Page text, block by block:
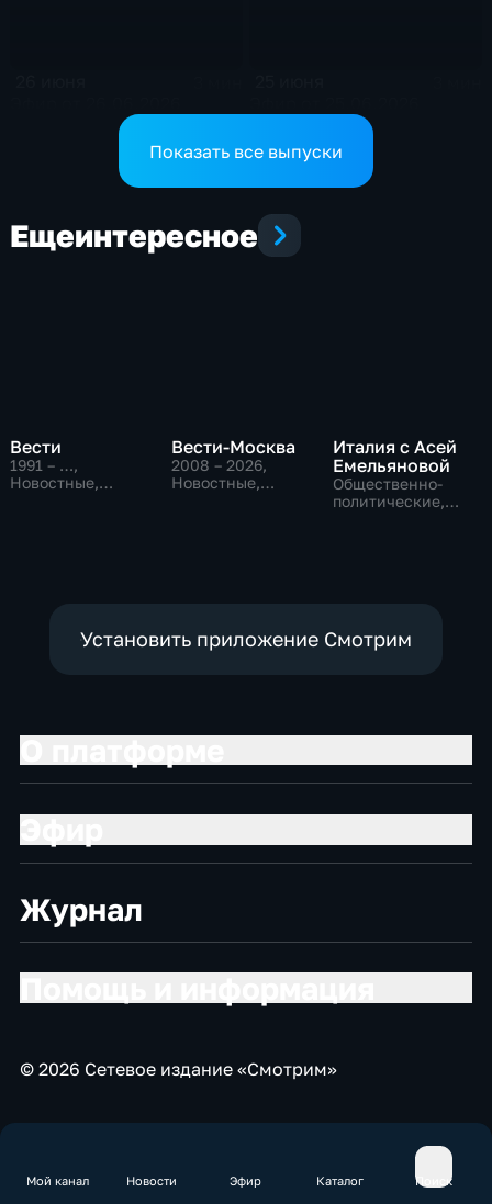
Мой канал Новости Эфир Каталог Поиск
Показать все выпуски
Ещеинтересное
Вести
1991 – …,
Новостные,
Вести-Москва
2008 – 2026,
Новостные,
Италия с Асей
Емельяновой
Общественно-
политические,
Установить приложение Смотрим
Журнал
© 2026 Сетевое издание «Смотрим»